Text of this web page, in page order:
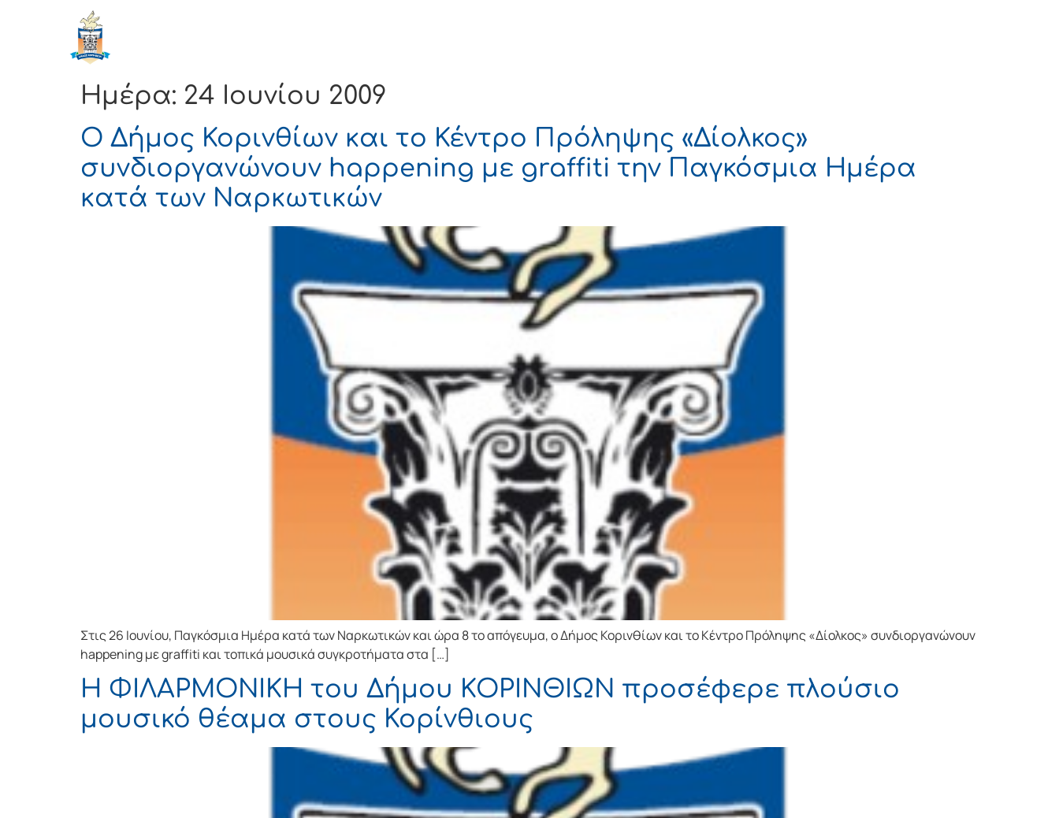
Ημέρα: 24 Ιουνίου 2009
Ο Δήμος Κορινθίων και το Κέντρο Πρόληψης «Δίολκος»
συνδιοργανώνουν happening με graffiti την Παγκόσμια Ημέρα
κατά των Ναρκωτικών
Στις 26 Ιουνίου, Παγκόσμια Ημέρα κατά των Ναρκωτικών και ώρα 8 το απόγευμα, ο Δήμος Κορινθίων και το Κέντρο Πρόληψης «Δίολκος» συνδιοργανώνουν
happening με graffiti και τοπικά μουσικά συγκροτήματα στα […]
Η ΦΙΛΑΡΜΟΝΙΚΗ του Δήμου ΚΟΡΙΝΘΙΩΝ προσέφερε πλούσιο
μουσικό θέαμα στους Κορίνθιους